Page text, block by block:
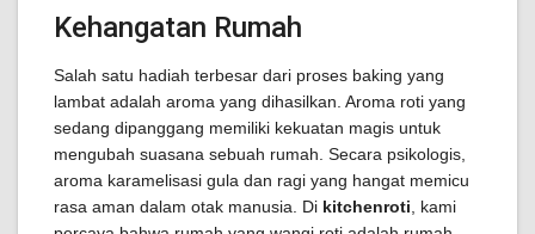
Kehangatan Rumah
Salah satu hadiah terbesar dari proses baking yang
lambat adalah aroma yang dihasilkan. Aroma roti yang
sedang dipanggang memiliki kekuatan magis untuk
mengubah suasana sebuah rumah. Secara psikologis,
aroma karamelisasi gula dan ragi yang hangat memicu
rasa aman dalam otak manusia. Di kitchenroti , kami